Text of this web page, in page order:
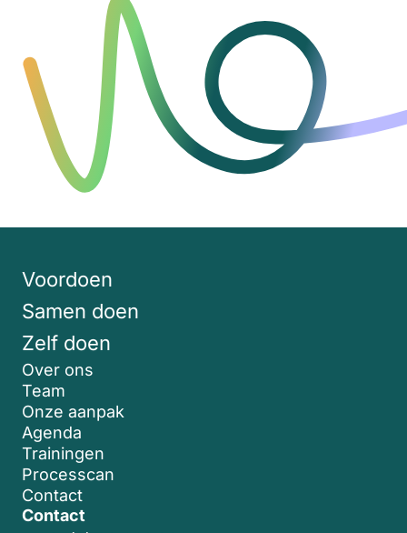
Voordoen
Samen doen
Zelf doen
Over ons
Team
Onze aanpak
Agenda
Trainingen
Processcan
Contact
Contact